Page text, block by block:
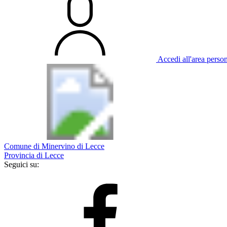
Accedi all'area
Comune di Minervino di Lecce
Provincia di Lecce
Seguici su: